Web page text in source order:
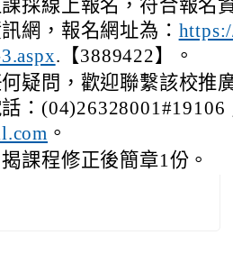
採線上報名，符合報名
網，報名網址為：
.【3889422】。
疑問，歡迎聯繫該校推
：(04)26328001#19106
。
課程修正後簡章1份。